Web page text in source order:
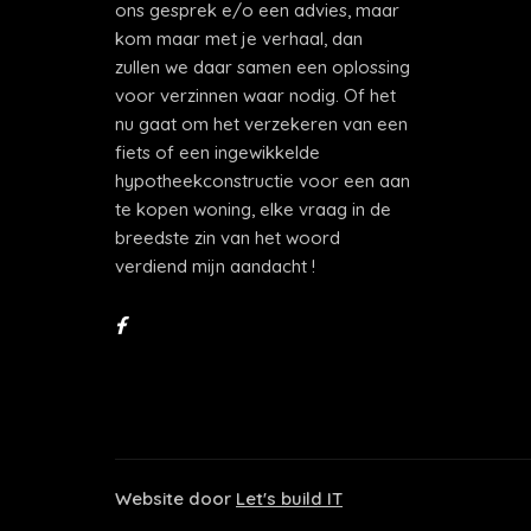
ons gesprek e/o een advies, maar
kom maar met je verhaal, dan
zullen we daar samen een oplossing
voor verzinnen waar nodig. Of het
nu gaat om het verzekeren van een
fiets of een ingewikkelde
hypotheekconstructie voor een aan
te kopen woning, elke vraag in de
breedste zin van het woord
verdiend mijn aandacht !
Website door Let's build IT